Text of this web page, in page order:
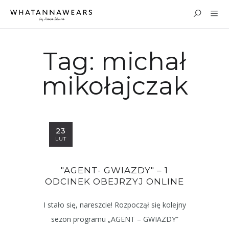
Tag: michał
mikołajczak
23
LUT
"AGENT- GWIAZDY" – 1
ODCINEK OBEJRZYJ ONLINE
I stało się, nareszcie! Rozpoczął się kolejny
sezon programu „AGENT – GWIAZDY”